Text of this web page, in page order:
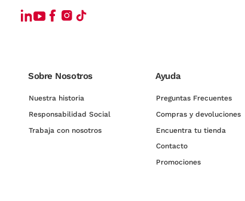
Sobre Nosotros
Nuestra historia
Responsabilidad Social
Trabaja con nosotros
Ayuda
Preguntas Frecuentes
Compras y devoluciones
Encuentra tu tienda
Contacto
Promociones